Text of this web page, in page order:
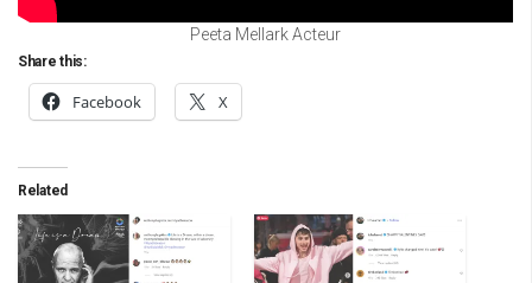
Peeta Mellark Acteur
Share this:
Facebook X
Related